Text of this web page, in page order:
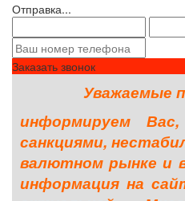
Отправка...
Заказать звонок
Уважаемые
информируем
санкциями,
валютном рынке и
информация на